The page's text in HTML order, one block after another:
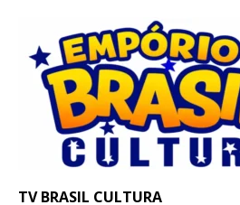
TV BRASIL CULTURA